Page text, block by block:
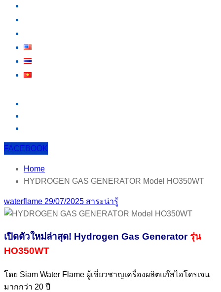
FACEBOOK
Home
HYDROGEN GAS GENERATOR Model HO350WT
waterflame 29/07/2025 สาระน่ารู้
เปิดตัวใหม่ล่าสุด! Hydrogen Gas Generator รุ่น
HO350WT
โดย Siam Water Flame ผู้เชี่ยวชาญเครื่องผลิตแก๊สไฮโดรเจน
มากกว่า 20 ปี